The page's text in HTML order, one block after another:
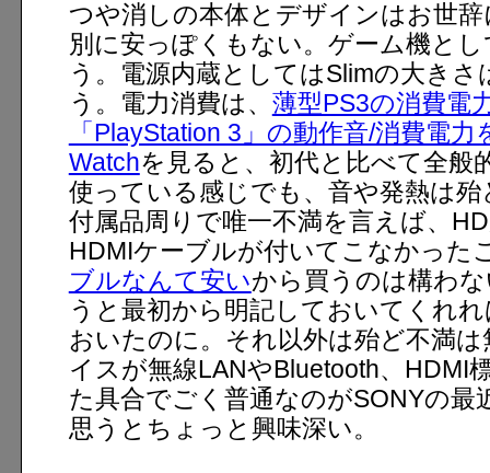
つや消しの本体とデザインはお世
別に安っぽくもない。ゲーム機と
う。電源内蔵としてはSlimの大き
う。電力消費は、 薄型PS3の消費電
「PlayStation 3」の動作音/消費電力
Watchを見ると、初代と比べて全般
使っている感じでも、音や発熱は
付属品周りで唯一不満を言えば、
HDMIケーブルが付いてこなかった
ブルなんて安いから買うのは構わ
うと最初から明記しておいてくれ
おいたのに。それ以外は殆ど不満
イスが無線LANやBluetooth、HDMI
た具合でごく普通なのがSONYの最
思うとちょっと興味深い。